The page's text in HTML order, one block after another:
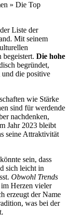
» Die Top
Liste der
Mit seinem
begeistert. Die hohe
begründet,
und die positive
wie Stärke
sind für werdende
nachdenken,
Jahr 2023 bleibt
seine Attraktivität
sein, dass
sich leicht in
Obwohl Trends
Herzen vieler
erzeugt der Name
was bei der